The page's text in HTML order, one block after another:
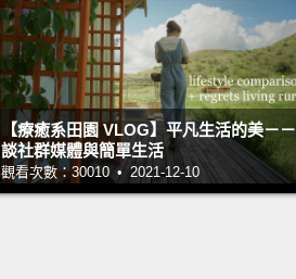
【療癒系田園 VLOG】平凡生活的美－－
談社群媒體與簡單生活
觀看次數：30010 • 2021-12-10